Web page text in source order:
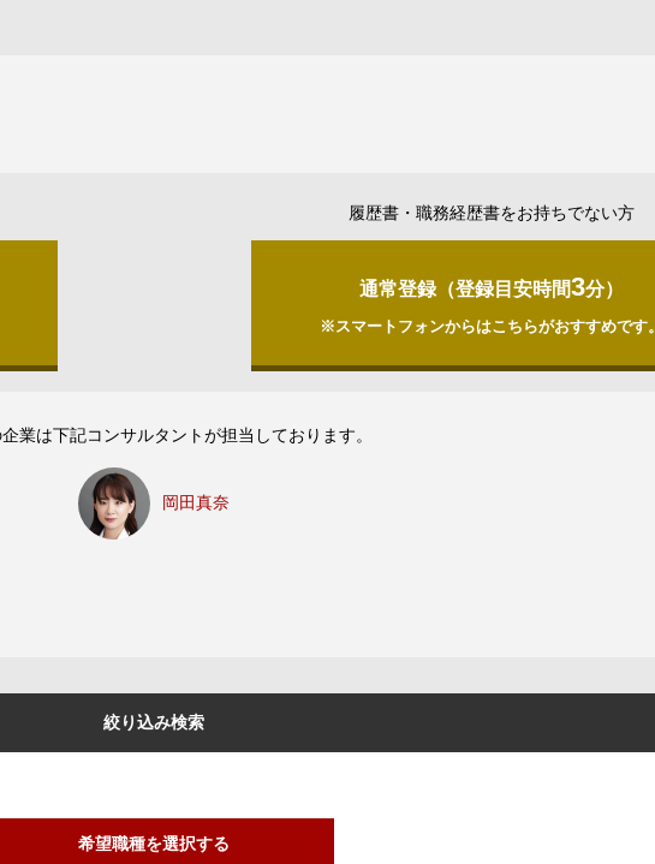
履歴書・職務経歴書をお持ちでない方
通常登録（登録目安時間3分）
※スマートフォンからはこちらがおすすめです。
業は下記コンサルタントが担当しております。
岡田真奈
絞り込み検索
希望職種を選択する